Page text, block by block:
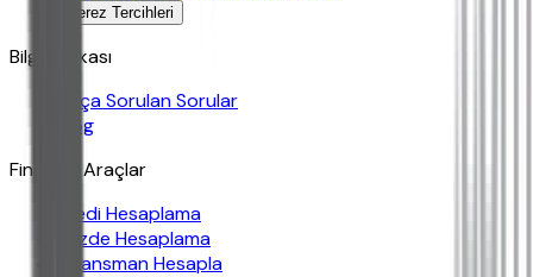
Çerez Tercihleri
Bilgi Bankası
Sıkça Sorulan Sorular
Blog
Finansal Araçlar
Kredi Hesaplama
Yüzde Hesaplama
Finansman Hesapla